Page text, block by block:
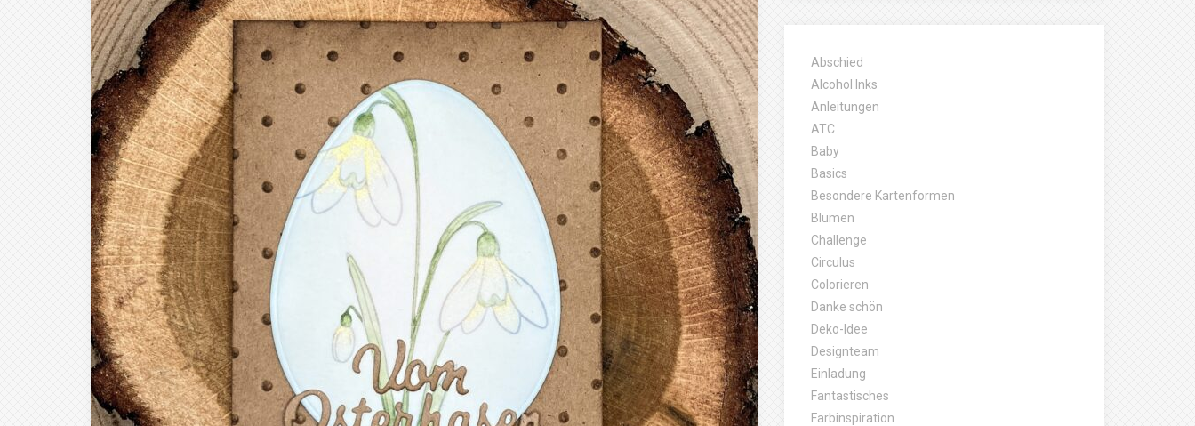
Abschied
Alcohol Inks
Anleitungen
ATC
Baby
Basics
Besondere Kartenformen
Blumen
Challenge
Circulus
Colorieren
Danke schön
Deko-Idee
Designteam
Einladung
Fantastisches
Farbinspiration